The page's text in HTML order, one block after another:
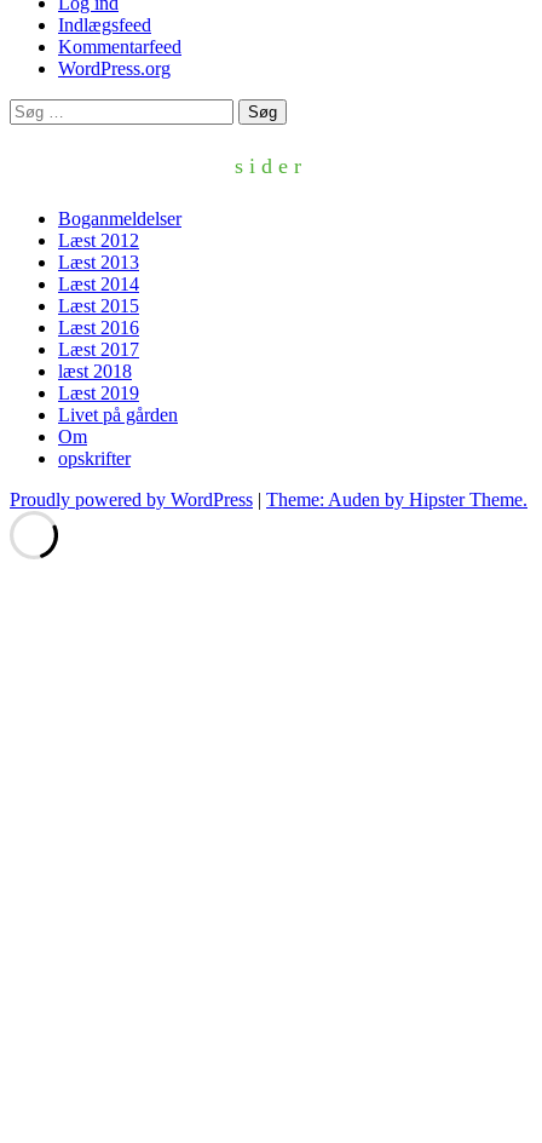
Indlægsfeed
Kommentarfeed
WordPress.org
Søg
efter:
sider
Boganmeldelser
Læst 2012
Læst 2013
Læst 2014
Læst 2015
Læst 2016
Læst 2017
læst 2018
Læst 2019
Livet på gården
Om
opskrifter
Proudly powered by WordPress | Theme: Auden by Hipster Theme.